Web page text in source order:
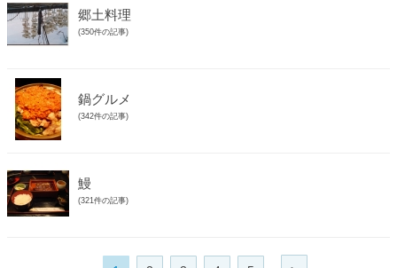
郷土料理
(350件の記事)
鍋グルメ
(342件の記事)
鰻
(321件の記事)